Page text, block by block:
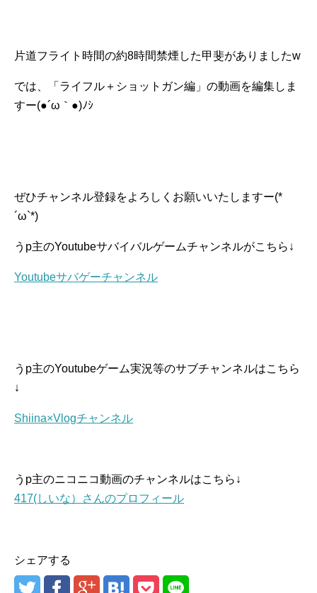
片道フライト時間の約8時間禁煙した甲斐がありましたw
では、「ライフル＋ショットガン編」の動画を編集しま
すー(●´ω｀●)ﾉｼ
ぜひチャンネル登録をよろしくお願いいたしますー(*
´ω`*)
うp主のYoutubeサバイバルゲームチャンネルがこちら↓
Youtubeサバゲーチャンネル
うp主のYoutubeゲーム実況等のサブチャンネルはこちら
↓
Shiina×Vlogチャンネル
うp主のニコニコ動画のチャンネルはこちら↓
417(しいな）さんのプロフィール
シェアする